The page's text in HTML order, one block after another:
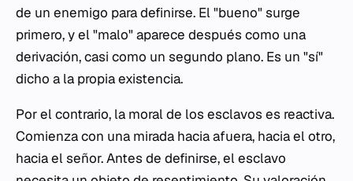
de un enemigo para definirse. El "bueno" surge
primero, y el "malo" aparece después como una
derivación, casi como un segundo plano. Es un "sí"
dicho a la propia existencia.
Por el contrario, la moral de los esclavos es reactiva.
Comienza con una mirada hacia afuera, hacia el otro,
hacia el señor. Antes de definirse, el esclavo